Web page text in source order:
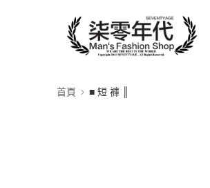
首頁 ■ 短 褲 ║